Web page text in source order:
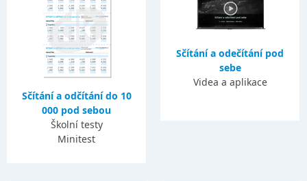
Sčítání a odčítání do 10
000 pod sebou
Školní testy
Minitest
Sčítání a odečítání pod
sebe
Videa a aplikace